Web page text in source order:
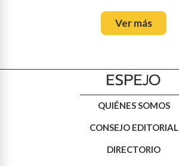
Ver más
QUIÉNES SOMOS
CONSEJO EDITORIAL
DIRECTORIO